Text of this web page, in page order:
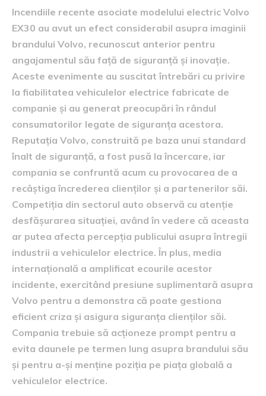
Incendiile recente asociate modelului electric Volvo
EX30 au avut un efect considerabil asupra imaginii
brandului Volvo, recunoscut anterior pentru
angajamentul său față de siguranță și inovație.
Aceste evenimente au suscitat întrebări cu privire
la fiabilitatea vehiculelor electrice fabricate de
companie și au generat preocupări în rândul
consumatorilor legate de siguranța acestora.
Reputația Volvo, construită pe baza unui standard
înalt de siguranță, a fost pusă la încercare, iar
compania se confruntă acum cu provocarea de a
recâștiga încrederea clienților și a partenerilor săi.
Competiția din sectorul auto observă cu atenție
desfășurarea situației, având în vedere că aceasta
ar putea afecta percepția publicului asupra întregii
industrii a vehiculelor electrice. În plus, media
internațională a amplificat ecourile acestor
incidente, exercitând presiune suplimentară asupra
Volvo pentru a demonstra că poate gestiona
eficient criza și asigura siguranța clienților săi.
Compania trebuie să acționeze prompt pentru a
evita daunele pe termen lung asupra brandului său
și pentru a-și menține poziția pe piața globală a
vehiculelor electrice.